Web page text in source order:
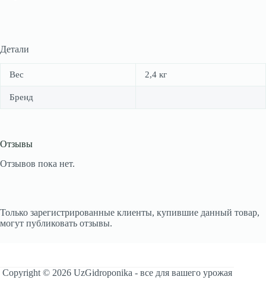
Детали
Вес 2,4 кг
Бренд
Отзывы
Отзывов пока нет.
Только зарегистрированные клиенты, купившие данный товар,
могут публиковать отзывы.
Copyright © 2026 UzGidroponika - все для вашего урожая